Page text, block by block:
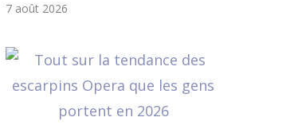
7 août 2026